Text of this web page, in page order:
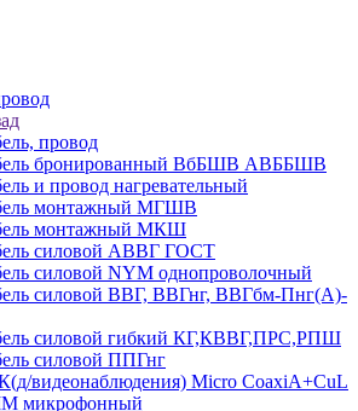
провод
бронированный ВбБШВ АВББШВ
и провод нагревательный
монтажный МГШВ
монтажный МКШ
силовой АВВГ ГОСТ
силовой NYM однопроволочный
силовой ВВГ, ВВГнг, ВВГбм-Пнг(А)-
силовой гибкий КГ,КВВГ,ПРС,РПШ
силовой ППГнг
видеонаблюдения) Micro CoaxiA+CuL
микрофонный